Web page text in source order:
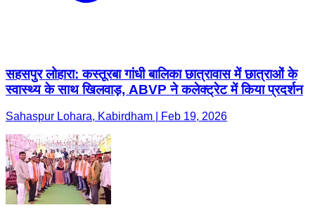
सहसपुर लोहारा: कस्तूरबा गांधी बालिका छात्रावास में छात्राओं के
स्वास्थ्य के साथ खिलवाड़, ABVP ने कलेक्ट्रेट में किया प्रदर्शन
Sahaspur Lohara, Kabirdham | Feb 19, 2026